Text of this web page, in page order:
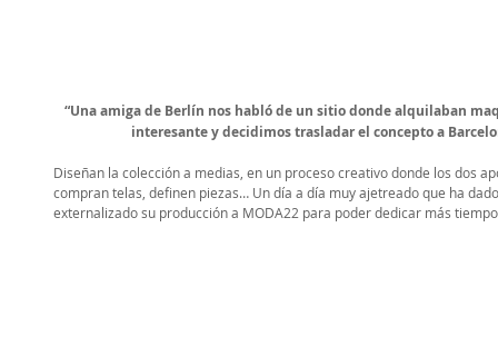
“Una amiga de Berlín nos habló de un sitio donde alquilaban
interesante y decidimos trasladar el concepto a
Diseñan la colección a medias, en un proceso creativo donde los dos
compran telas, definen piezas… Un día a día muy ajetreado que ha
externalizado su producción a MODA22 para poder dedicar más